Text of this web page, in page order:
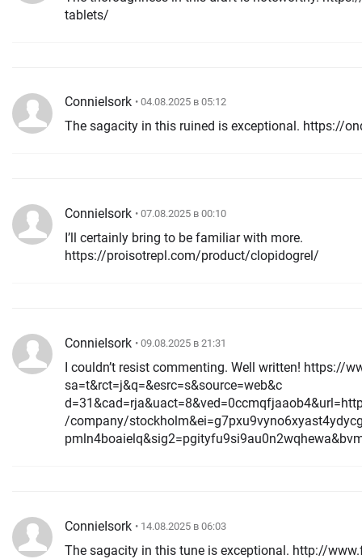
tablets/
ConnieIsork • 04.08.2025 в 05:12
The sagacity in this ruined is exceptional. https://
ConnieIsork • 07.08.2025 в 00:10
I’ll certainly bring to be familiar with more.
https://proisotrepl.com/product/clopidogrel/
ConnieIsork • 09.08.2025 в 21:31
I couldn’t resist commenting. Well written! https://
sa=t&rct=j&q=&esrc=s&source=web&c
/company/
ConnieIsork • 14.08.2025 в 06:03
The sagacity in this tune is exceptional. http://